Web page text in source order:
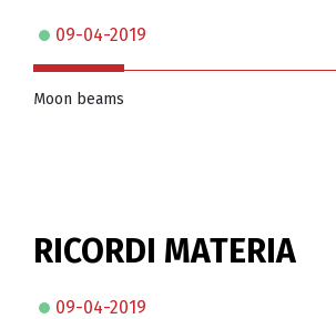
09-04-2019
Moon beams
RICORDI MATERIA
09-04-2019